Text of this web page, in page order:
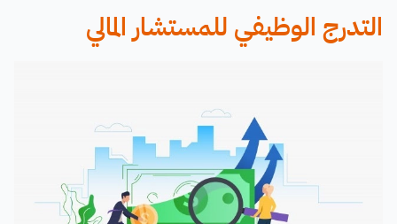
التدرج الوظيفي للمستشار المالي